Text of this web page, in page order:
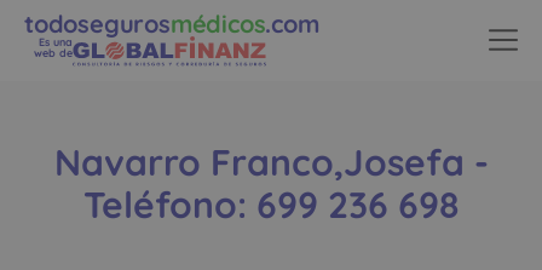
todosegurosmédicos.com
Es una
web de
Navarro Franco,Josefa -
Teléfono: 699 236 698